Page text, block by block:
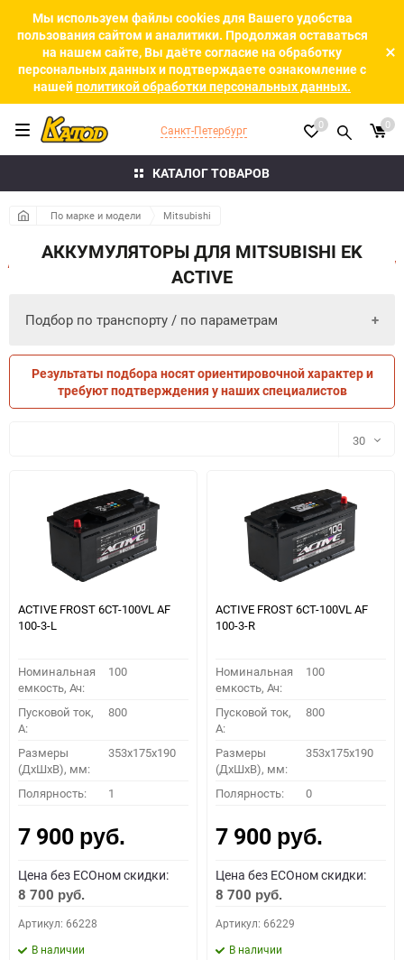
Мы используем файлы cookies для Вашего удобства
пользования сайтом и аналитики. Продолжая оставаться
на нашем сайте, Вы даёте согласие на обработку
персональных данных и подтверждаете ознакомление с
нашейполитикой обработки персональных данных.
КАТАЛОГ ТОВАРОВ
Санкт-Петербург 0 0
По марке и модели Mitsubishi
АККУМУЛЯТОРЫ ДЛЯ MITSUBISHI EK
ACTIVE
Подбор по транспорту / по параметрам
ПО ТРАНСПОРТУ ПО ПАРАМЕТРАМ
ПОДОБРАТЬ
Как определить полярность?
0 - обратная 1 - прямая 3 - обратная 4 - прямая
Результаты подбора носят ориентировочной характер и
требуют подтверждения у наших специалистов
30
30
60
90
ACTIVE FROST 6СТ-100VL АF
100-3-L
Номинальная
емкость, Ач:
100
Пусковой ток,
A:
800
Размеры
(ДхШхВ), мм:
353x175x190
Полярность: 1
7 900 руб.
Цена без ECOном скидки:
8 700 руб.
Артикул: 66228
В наличии
ACTIVE FROST 6СТ-100VL АF
100-3-R
Номинальная
емкость, Ач:
100
Пусковой ток,
A:
800
Размеры
(ДхШхВ), мм:
353x175x190
Полярность: 0
7 900 руб.
Цена без ECOном скидки:
8 700 руб.
Артикул: 66229
В наличии